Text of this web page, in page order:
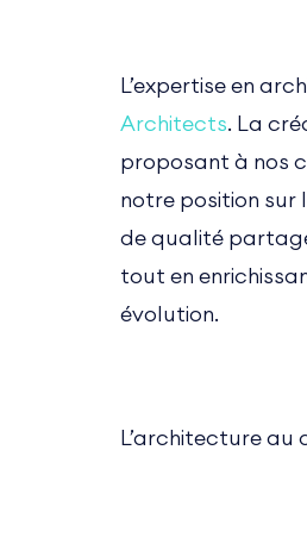
L’expertise en
Architects. La
proposant à nos
notre position sur
de qualité
tout en
évolution.
L’architecture au